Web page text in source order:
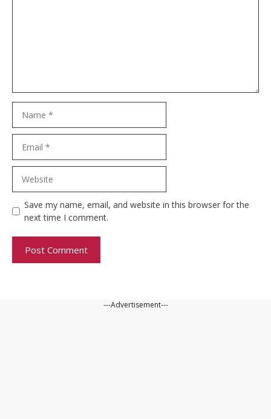
Save my name, email, and website in this browser for the
next time I comment.
---Advertisement---